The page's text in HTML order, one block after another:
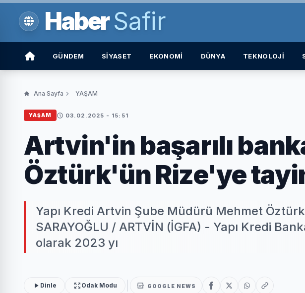
HaberSafir
GÜNDEM SİYASET EKONOMİ DÜNYA TEKNOLOJİ
Ana Sayfa YAŞAM
YAŞAM 03.02.2025 - 15:51
Artvin'in başarılı
Öztürk'ün Rize'ye
Yapı Kredi Artvin Şube Müdürü Mehmet
SARAYOĞLU / ARTVİN (İGFA) - Yapı Kredi
olarak 2023 yı
Dinle Odak Modu GOOGLE NEWS